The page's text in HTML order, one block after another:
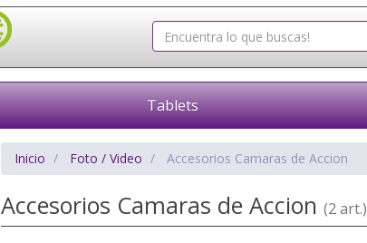
Tablets
Inicio Foto / Video Accesorios Camaras de Accion
Accesorios Camaras de Accion (2 art.)